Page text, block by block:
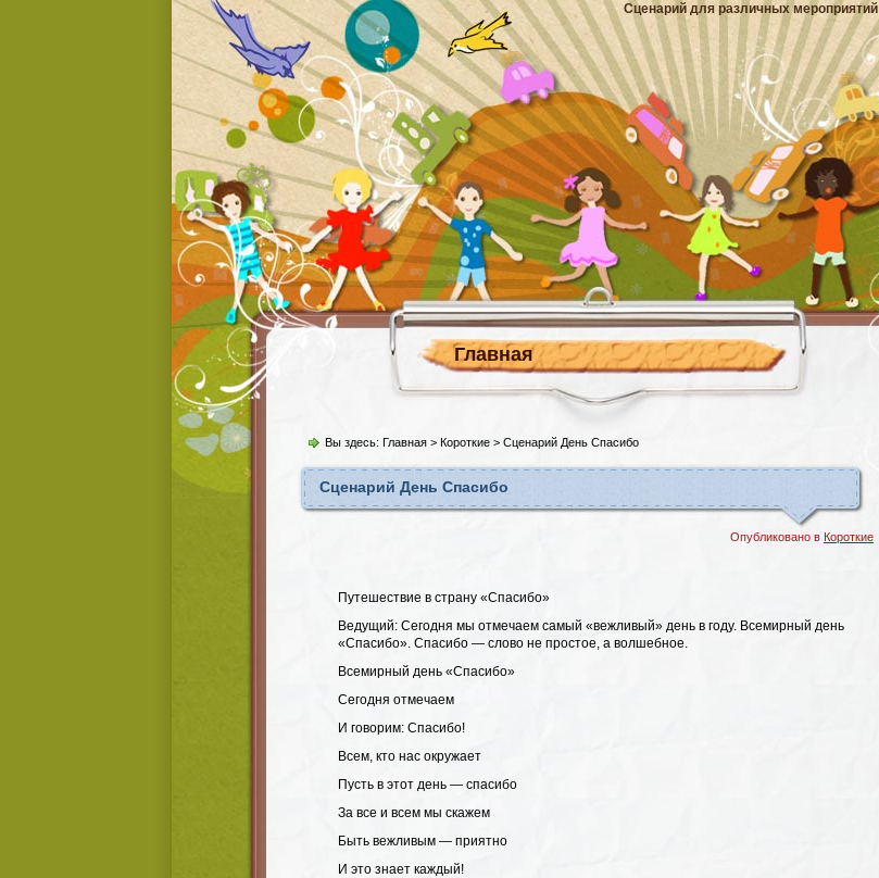
Сценарий для различных мероприятий
Главная
Вы здесь: Главная > Короткие > Сценарий День Спасибо
Сценарий День Спасибо
Опубликовано в Короткие
Путешествие в страну «Спасибо»
Ведущий: Сегодня мы отмечаем самый «вежливый» день в году. Всемирный день
«Спасибо». Спасибо — слово не простое, а волшебное.
Всемирный день «Спасибо»
Сегодня отмечаем
И говорим: Спасибо!
Всем, кто нас окружает
Пусть в этот день — спасибо
За все и всем мы скажем
Быть вежливым — приятно
И это знает каждый!